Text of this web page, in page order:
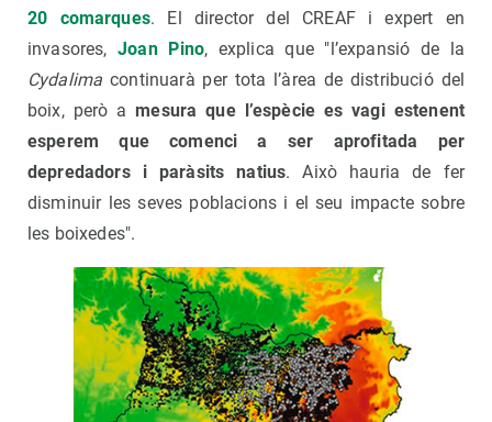
20 comarques. El director del CREAF i expert en
invasores,Joan Pino, explica que "l’expansió de la
Cydalima continuarà per tota l’àrea de distribució del
boix, però a mesura que l’espècie es vagi estenent
esperem que comenci a ser aprofitada per
depredadors i paràsits natius. Això hauria de fer
disminuir les seves poblacions i el seu impacte sobre
les boixedes".